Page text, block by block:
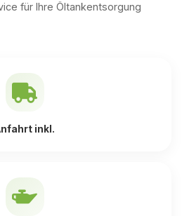
für Ihre Öltankentsorgung
inkl.